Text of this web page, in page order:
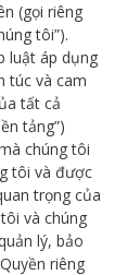
(gọi riêng
tôi”).
luật áp dụng
túc và cam
tất cả
tảng”)
chúng tôi
tôi và được
trọng của
và chúng
lý, bảo
riêng